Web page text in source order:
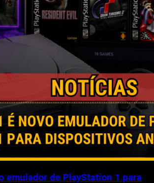
emulador de PlayStation 1 para